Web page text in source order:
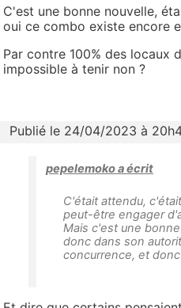
C'est une bonne nouvelle,
oui ce combo existe encore
Par contre 100% des locaux
impossible à tenir non ?
Publié le 24/04/2023 à
pepelemoko a écrit
C'était attendu,
peut-être engager
Mais c'est une
donc dans son
concurrence, et